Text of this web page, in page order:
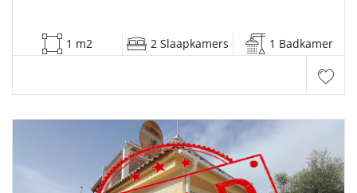
1 m2 2 Slaapkamers 1 Badkamer